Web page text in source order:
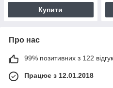
Купити
Про нас
99% позитивних з 122
Працює з 12.01.2018